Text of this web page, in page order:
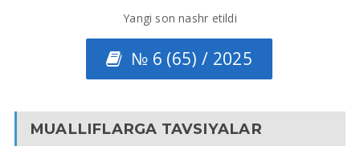
Yangi son nashr etildi
№ 6 (65) / 2025
MUALLIFLARGA TAVSIYALAR